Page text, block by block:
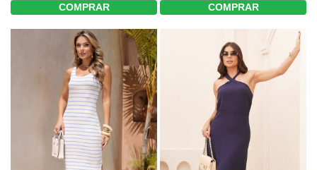
COMPRAR COMPRAR